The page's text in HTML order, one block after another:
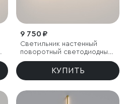
9 750 ₽
Светильник настенный
поворотный светодиодный
Luar 900 белый 4000K
КУПИТЬ